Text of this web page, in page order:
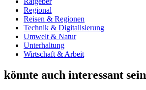
Regional
Reisen & Regionen
Technik & Digitalisierung
Umwelt & Natur
Unterhaltung
Wirtschaft & Arbeit
könnte auch interessant sein